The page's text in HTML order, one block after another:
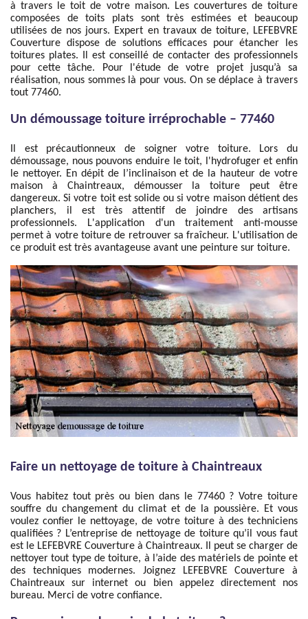
à travers le toit de votre maison. Les couvertures de toiture
composées de toits plats sont très estimées et beaucoup
utilisées de nos jours. Expert en travaux de toiture, LEFEBVRE
Couverture dispose de solutions efficaces pour étancher les
toitures plates. Il est conseillé de contacter des professionnels
pour cette tâche. Pour l'étude de votre projet jusqu’à sa
réalisation, nous sommes là pour vous. On se déplace à travers
tout 77460.
Un démoussage toiture irréprochable – 77460
Il est précautionneux de soigner votre toiture. Lors du
démoussage, nous pouvons enduire le toit, l'hydrofuger et enfin
le nettoyer. En dépit de l’inclinaison et de la hauteur de votre
maison à Chaintreaux, démousser la toiture peut être
dangereux. Si votre toit est solide ou si votre maison détient des
planchers, il est très attentif de joindre des artisans
professionnels. L'application d'un traitement anti-mousse
permet à votre toiture de retrouver sa fraîcheur. L'utilisation de
ce produit est très avantageuse avant une peinture sur toiture.
Faire un nettoyage de toiture à Chaintreaux
Vous habitez tout près ou bien dans le 77460 ? Votre toiture
souffre du changement du climat et de la poussière. Et vous
voulez confier le nettoyage, de votre toiture à des techniciens
qualifiées ? L’entreprise de nettoyage de toiture qu’il vous faut
est le LEFEBVRE Couverture à Chaintreaux. Il peut se charger de
nettoyer tout type de toiture, à l’aide des matériels de pointe et
des techniques modernes. Joignez LEFEBVRE Couverture à
Chaintreaux sur internet ou bien appelez directement nos
bureau. Merci de votre confiance.